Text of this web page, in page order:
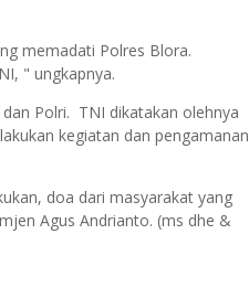
memadati Polres Blora.
" ungkapnya.
Polri. TNI dikatakan olehnya
kegiatan dan pengamanan
doa dari masyarakat yang
Agus Andrianto. (ms dhe &